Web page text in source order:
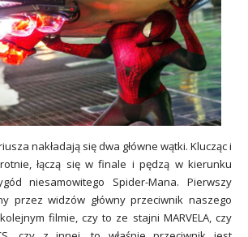
nakładają się dwa główne wątki. Klucząc i
łączą się w finale i pędzą w kierunku
niesamowitego Spider-Mana. Pierwszy
przez widzów główny przeciwnik naszego
filmie, czy to ze stajni MARVELA, czy